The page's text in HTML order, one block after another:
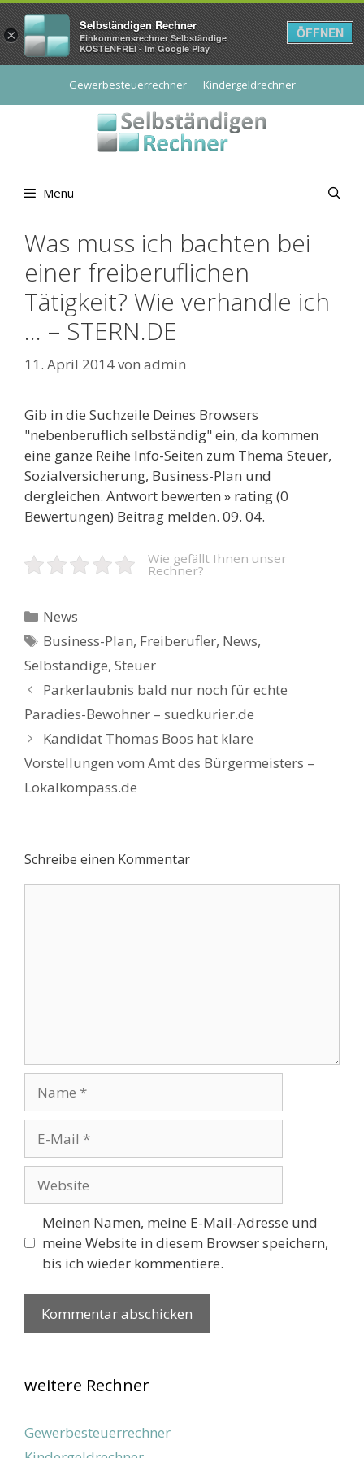
Gewerbesteuerrechner Kindergeldrechner
Menü
Was muss ich bachten bei
einer freiberuflichen
Tätigkeit? Wie verhandle ich
… – STERN.DE
11. April 2014von admin
Gib in die Suchzeile Deines Browsers
"nebenberuflich selbständig" ein, da kommen
eine ganze Reihe Info-Seiten zum Thema Steuer,
Sozialversicherung, Business-Plan und
dergleichen. Antwort bewerten » rating (0
Bewertungen) Beitrag melden. 09. 04.
Wie gefällt Ihnen unser
Rechner?
Kategorien
News
Schlagwörter
Business-Plan, Freiberufler, News,
Selbständige, Steuer
Beitrags-
Navigation
Parkerlaubnis bald nur noch für echte
Paradies-Bewohner – suedkurier.de
Kandidat Thomas Boos hat klare
Vorstellungen vom Amt des Bürgermeisters –
Lokalkompass.de
Schreibe einen Kommentar
Mail
Meinen Namen, meine E-Mail-Adresse und
meine Website in diesem Browser speichern,
bis ich wieder kommentiere.
weitere Rechner
Gewerbesteuerrechner
×
Selbständigen Rechner
Einkommensrechner Selbständige
KOSTENFREI - Im Google Play
ÖFFNEN